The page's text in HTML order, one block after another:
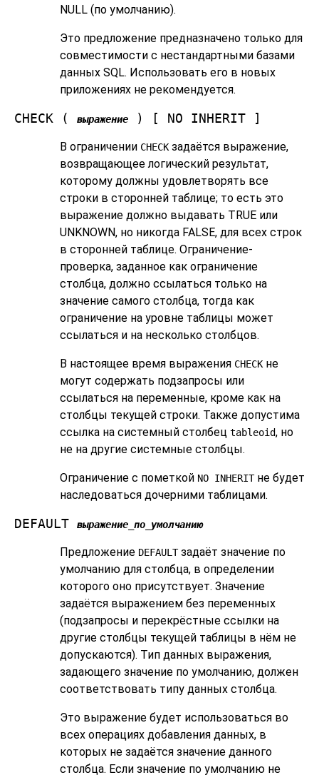
NULL (по умолчанию).
Это предложение предназначено только для
совместимости с нестандартными базами
данных SQL. Использовать его в новых
приложениях не рекомендуется.
CHECK ( выражение ) [ NO INHERIT ]
В ограничении CHECK задаётся выражение,
возвращающее логический результат,
которому должны удовлетворять все
строки в сторонней таблице; то есть это
выражение должно выдавать TRUE или
UNKNOWN, но никогда FALSE, для всех строк
в сторонней таблице. Ограничение-
проверка, заданное как ограничение
столбца, должно ссылаться только на
значение самого столбца, тогда как
ограничение на уровне таблицы может
ссылаться и на несколько столбцов.
В настоящее время выражения CHECK не
могут содержать подзапросы или
ссылаться на переменные, кроме как на
столбцы текущей строки. Также допустима
ссылка на системный столбец tableoid, но
не на другие системные столбцы.
Ограничение с пометкой NO INHERITне будет
наследоваться дочерними таблицами.
DEFAULT выражение_по_умолчанию
Предложение DEFAULTзадаёт значение по
умолчанию для столбца, в определении
которого оно присутствует. Значение
задаётся выражением без переменных
(подзапросы и перекрёстные ссылки на
другие столбцы текущей таблицы в нём не
допускаются). Тип данных выражения,
задающего значение по умолчанию, должен
соответствовать типу данных столбца.
Это выражение будет использоваться во
всех операциях добавления данных, в
которых не задаётся значение данного
столбца. Если значение по умолчанию не